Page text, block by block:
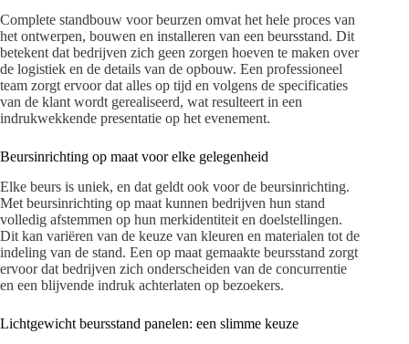
Complete standbouw voor beurzen omvat het hele proces van
het ontwerpen, bouwen en installeren van een beursstand. Dit
betekent dat bedrijven zich geen zorgen hoeven te maken over
de logistiek en de details van de opbouw. Een professioneel
team zorgt ervoor dat alles op tijd en volgens de specificaties
van de klant wordt gerealiseerd, wat resulteert in een
indrukwekkende presentatie op het evenement.
Beursinrichting op maat voor elke gelegenheid
Elke beurs is uniek, en dat geldt ook voor de beursinrichting.
Met beursinrichting op maat kunnen bedrijven hun stand
volledig afstemmen op hun merkidentiteit en doelstellingen.
Dit kan variëren van de keuze van kleuren en materialen tot de
indeling van de stand. Een op maat gemaakte beursstand zorgt
ervoor dat bedrijven zich onderscheiden van de concurrentie
en een blijvende indruk achterlaten op bezoekers.
Lichtgewicht beursstand panelen: een slimme keuze